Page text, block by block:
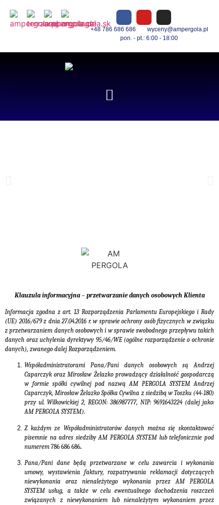
+48 786 686 686
wyceny@ampergola.pl
pon. - pt.: 6:00 - 18:00
PRODUCENT SYSTEMÓW ZADASZEŃ ALUMINIOWEJ
KONSTRUKCJI
zamykanym dachem oraz innowacyjnym systemem odprowadzania
REALIZACJA DO 4 TYGODNI !!
TEL. : 786 686 686
Klauzula informacyjna – przetwarzanie danych osobowych Klienta
Informacja zgodna z art. 13 Rozporządzenia Parlamentu Europejskiego i Rady
(UE) 2016/679 z dnia 27.04.2016 r. w sprawie ochrony osób fizycznych w związku
z przetwarzaniem danych osobowych i w sprawie swobodnego przepływu takich
danych oraz uchylenia dyrektywy 95/46/WE (ogólne rozporządzenie o ochronie
danych), zwanego dalej Rozporządzeniem.
Współadministratorami Pana/Pani danych osobowych są Andrzej
Caparczyk oraz Mirosław Żelazko prowadzący działalność gospodarczą
w formie spółki cywilnej pod nazwą AM PERGOLA SYSTEM Andrzej
Caparczyk, Mirosław Żelazko Spółka Cywilna z siedzibą w Toszku (44-180)
przy ul. Wilkowickiej 2, REGON: 386987777, NIP: 9691643224 (dalej jako:
AM PERGOLA SYSTEM).
Z każdym ze Współadministratorów danych można się skontaktować
pisemnie na adres siedziby AM PERGOLA SYSTEM lub telefonicznie pod
numerem 786 686 686.
Pana/Pani dane będą przetwarzane w celu zawarcia i wykonania
umowy, wystawienia faktury, rozpatrywania reklamacji dotyczących
niewykonania oraz nienależytego wykonania przez AM PERGOLA
SYSTEM usług, a także w celu ewentualnego dochodzenia roszczeń
związanych z niewykonaniem lub nienależytym wykonaniem przez